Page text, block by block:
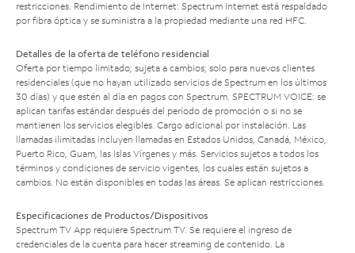
restricciones. Rendimiento de Internet: Spectrum Internet está respaldado
por fibra óptica y se suministra a la propiedad mediante una red HFC.
Detalles de la oferta de teléfono residencial
Oferta por tiempo limitado; sujeta a cambios; solo para nuevos clientes
residenciales (que no hayan utilizado servicios de Spectrum en los últimos
30 días) y que estén al día en pagos con Spectrum. SPECTRUM VOICE: se
aplican tarifas estándar después del período de promoción o si no se
mantienen los servicios elegibles. Cargo adicional por instalación. Las
llamadas ilimitadas incluyen llamadas en Estados Unidos, Canadá, México,
Puerto Rico, Guam, las Islas Vírgenes y más. Servicios sujetos a todos los
términos y condiciones de servicio vigentes, los cuales están sujetos a
cambios. No están disponibles en todas las áreas. Se aplican restricciones.
Especificaciones de Productos/Dispositivos
Spectrum TV App requiere Spectrum TV. Se requiere el ingreso de
credenciales de la cuenta para hacer streaming de contenido. La